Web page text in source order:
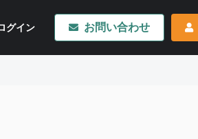
グイン お問い合わせ